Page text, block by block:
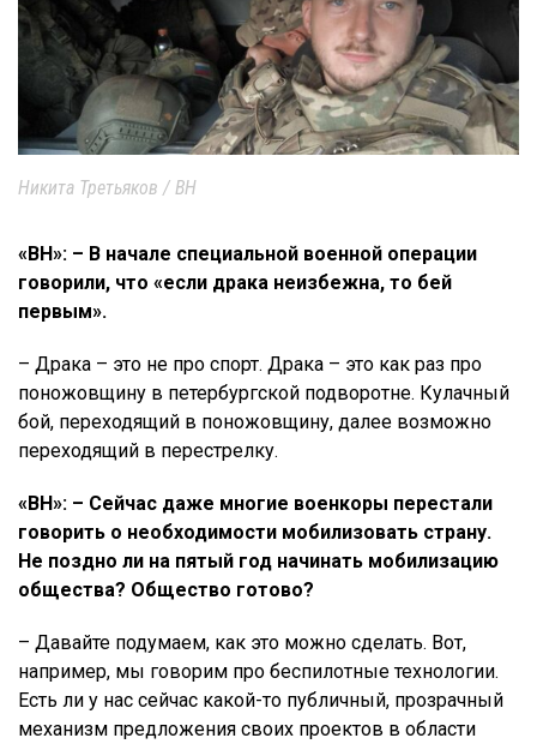
Никита Третьяков / ВН
«ВН»: – В начале специальной военной операции
говорили, что «если драка неизбежна, то бей
первым».
– Драка – это не про спорт. Драка – это как раз про
поножовщину в петербургской подворотне. Кулачный
бой, переходящий в поножовщину, далее возможно
переходящий в перестрелку.
«ВН»: – Сейчас даже многие военкоры перестали
говорить о необходимости мобилизовать страну.
Не поздно ли на пятый год начинать мобилизацию
общества? Общество готово?
– Давайте подумаем, как это можно сделать. Вот,
например, мы говорим про беспилотные технологии.
Есть ли у нас сейчас какой-то публичный, прозрачный
механизм предложения своих проектов в области